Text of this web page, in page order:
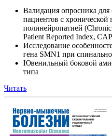
Валидация опросника для
пациентов с хронической
полинейропатией
Patient Reported Index,
Исследование
гена SMN1 при
Ювенильный боковой
типа
Читать